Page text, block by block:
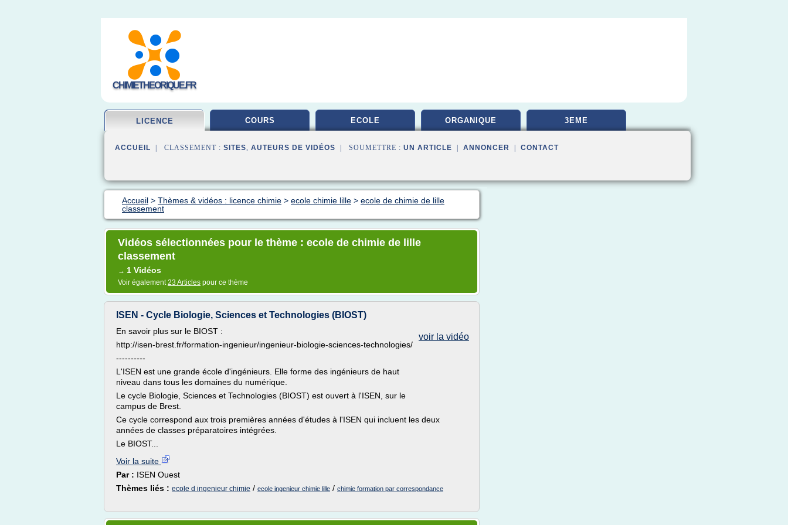
CHIMIETHEORIQUE.FR
LICENCE COURS ECOLE ORGANIQUE 3EME
ACCUEIL | CLASSEMENT : SITES, AUTEURS DE VIDÉOS | SOUMETTRE : UN ARTICLE ANNONCER CONTACT
Accueil > Thèmes & vidéos : licence chimie > ecole chimie lille > ecole de chimie de lille
classement
Vidéos sélectionnées pour le thème : ecole de chimie de lille
classement
→ 1 Vidéos
Voir également23 Articles pour ce thème
ISEN - Cycle Biologie, Sciences et Technologies (BIOST)
voir la vidéo
En savoir plus sur le BIOST :
http://isen-brest.fr/formation-ingenieur/ingenieur-biologie-sciences-technologies/
----------
L'ISEN est une grande école d'ingénieurs. Elle forme des ingénieurs de haut
niveau dans tous les domaines du numérique.
Le cycle Biologie, Sciences et Technologies (BIOST) est ouvert à l'ISEN, sur le
campus de Brest.
Ce cycle correspond aux trois premières années d'études à l'ISEN qui incluent les deux
années de classes préparatoires intégrées.
Le BIOST...
Voir la suite
Par : ISEN Ouest
Thèmes liés : ecole d ingenieur chimie / ecole ingenieur chimie lille / chimie formation par correspondance